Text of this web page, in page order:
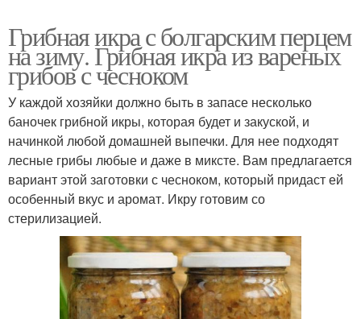
Грибная икра с болгарским перцем
на зиму. Грибная икра из вареных
грибов с чесноком
У каждой хозяйки должно быть в запасе несколько
баночек грибной икры, которая будет и закуской, и
начинкой любой домашней выпечки. Для нее подходят
лесные грибы любые и даже в миксте. Вам предлагается
вариант этой заготовки с чесноком, который придаст ей
особенный вкус и аромат. Икру готовим со
стерилизацией.